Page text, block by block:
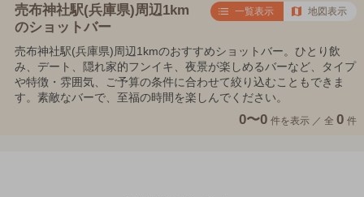
売布神社駅(兵庫県)周辺1km
のショットバー
一覧表示 地図表示
売布神社駅(兵庫県)周辺1kmのおすすめショットバー。ひとり飲
み、デート、隠れ家的フンイキ、夜景が楽しめるバーなど、タイプ
や特徴・雰囲気、ご予算の条件に合わせて絞り込むこともできま
す。素敵なバーで、至福の時間を楽しんでください。
0〜0 件を表示 ／ 全 0 件